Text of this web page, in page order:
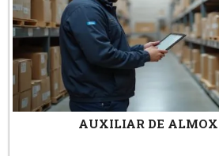
AUXILIAR DE